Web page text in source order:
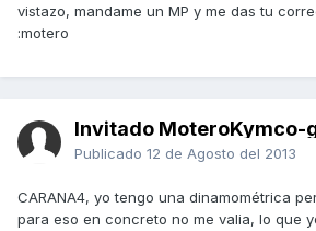
vistazo, mandame un MP y me das tu
:motero
Invitado MoteroKymco-
Publicado 12 de Agosto del 2013
CARANA4, yo tengo una dinamométrica
para eso en concreto no me valia, lo que